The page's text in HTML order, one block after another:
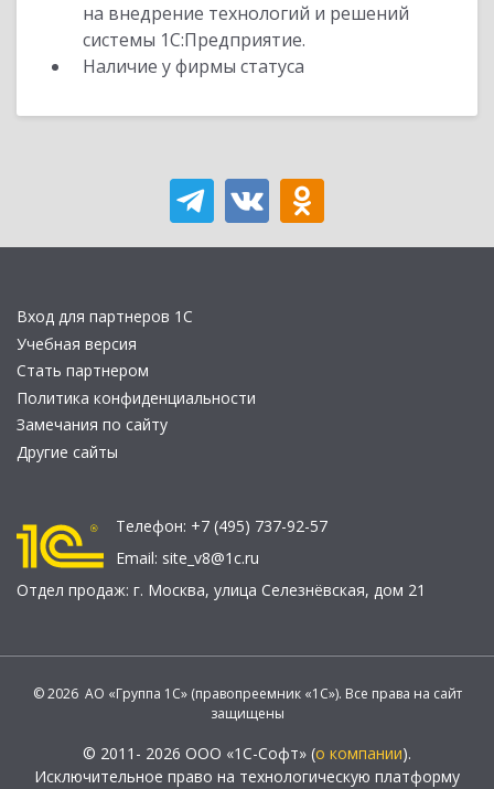
на внедрение технологий и решений
системы 1С:Предприятие.
Наличие у фирмы статуса
Вход для партнеров 1С
Учебная версия
Стать партнером
Политика конфиденциальности
Замечания по сайту
Другие сайты
Телефон: +7 (495) 737-92-57
Email: site_v8@1c.ru
Отдел продаж: г. Москва, улица Селезнёвская, дом 21
© 2026 АО «Группа 1С» (правопреемник «1С»). Все права на сайт
защищены
© 2011- 2026 ООО «1С-Софт» (о компании).
Исключительное право на технологическую платформу